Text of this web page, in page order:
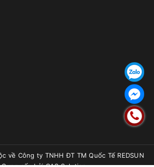
về Công ty TNHH ĐT TM Quốc Tế REDSUN